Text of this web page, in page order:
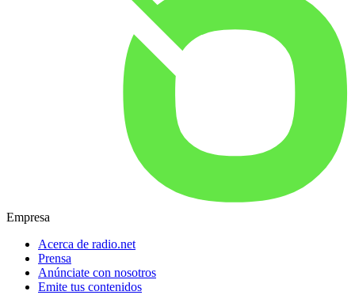
Empresa
Acerca de radio.net
Prensa
Anúnciate con nosotros
Emite tus contenidos